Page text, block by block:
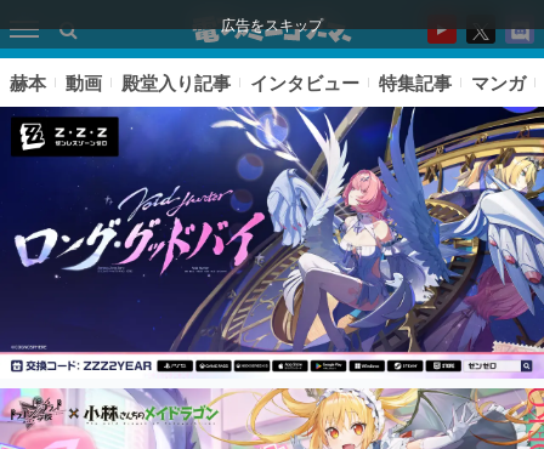
広告をスキップ
ピックアップ
赫本 動画 殿堂入り記事 インタビュー 特集記事 マンガ